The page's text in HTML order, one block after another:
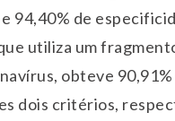
94,40% de
utiliza um
obteve 90,91%
dois critérios,